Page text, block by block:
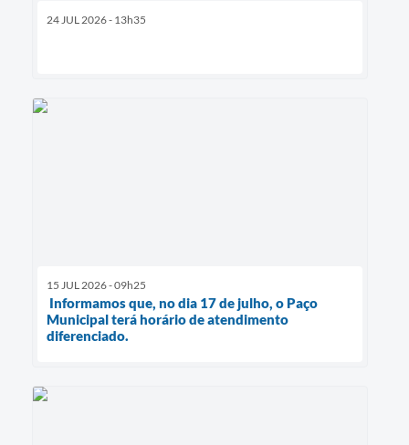
24 JUL 2026 - 13h35
15 JUL 2026 - 09h25
Informamos que, no dia 17 de julho, o Paço
Municipal terá horário de atendimento
diferenciado.